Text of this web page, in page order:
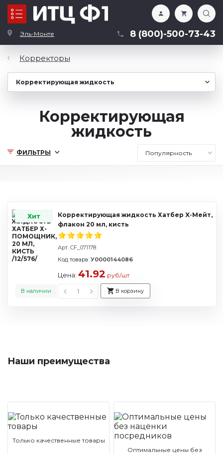
Эль-Монте 8 (800)-500-73-43
Каталог
ФИЛЬТРЫ
Корректоры
Корректирующая
жидкость
Хит
Корректирующая жидкость Хатбер X-Мейт,
флакон 20 мл, кисть
Арт. CF_071178
В наличии
Код товара: У0000144086
Цена: 41.92 руб/шт
В корзину
Наши преимущества
Только качественные товары
Оптимальные цены без